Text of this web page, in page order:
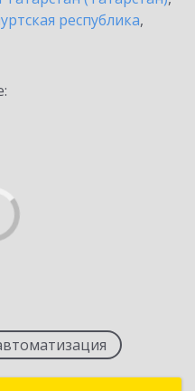
республика,